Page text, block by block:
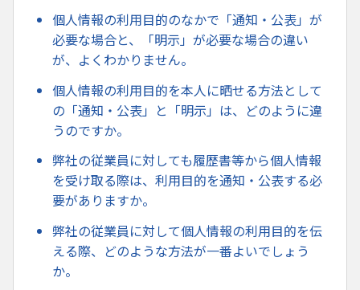
個人情報の利用目的のなかで「通知・公表」が
必要な場合と、「明示」が必要な場合の違い
が、よくわかりません。
個人情報の利用目的を本人に晒せる方法として
の「通知・公表」と「明示」は、どのように違
うのですか。
弊社の従業員に対しても履歴書等から個人情報
を受け取る際は、利用目的を通知・公表する必
要がありますか。
弊社の従業員に対して個人情報の利用目的を伝
える際、どのような方法が一番よいでしょう
か。